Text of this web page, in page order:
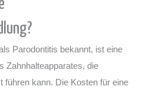
Parodontitis bekannt, ist eine
Zahnhalteapparates, die
führen kann. Die Kosten für eine